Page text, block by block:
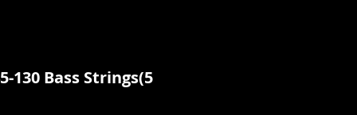
130 Bass Strings(5